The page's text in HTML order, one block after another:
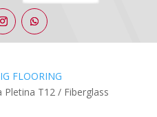
FLOORING
T12 / Fiberglass